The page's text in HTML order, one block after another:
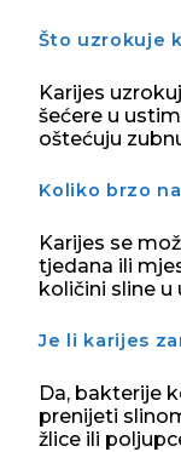
Što uzrokuje
Karijes
šećere u
oštećuju
Koliko brzo
Karijes se
tjedana ili
količini sline u
Je li karijes
Da, bakterije
prenijeti
žlice ili